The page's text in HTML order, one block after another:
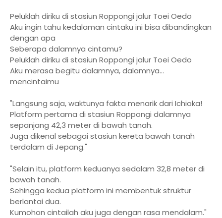
Peluklah diriku di stasiun Roppongi jalur Toei Oedo
Aku ingin tahu kedalaman cintaku ini bisa dibandingkan
dengan apa
Seberapa dalamnya cintamu?
Peluklah diriku di stasiun Roppongi jalur Toei Oedo
Aku merasa begitu dalamnya, dalamnya...
mencintaimu
"Langsung saja, waktunya fakta menarik dari Ichioka!
Platform pertama di stasiun Roppongi dalamnya
sepanjang 42,3 meter di bawah tanah.
Juga dikenal sebagai stasiun kereta bawah tanah
terdalam di Jepang."
"Selain itu, platform keduanya sedalam 32,8 meter di
bawah tanah.
Sehingga kedua platform ini membentuk struktur
berlantai dua.
Kumohon cintailah aku juga dengan rasa mendalam."